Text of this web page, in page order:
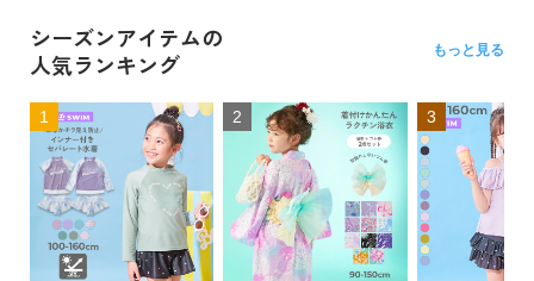
120cm
40.5
130cm
140cm
49
42
150cm
42
160cm
42
»サイズガイド
素材・仕様
シーズンアイテムの
人気ランキング
もっと見る
1 2 3